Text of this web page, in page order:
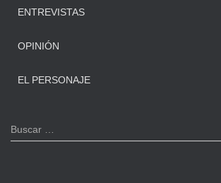
ENTREVISTAS
OPINIÓN
EL PERSONAJE
B
u
Buscar …